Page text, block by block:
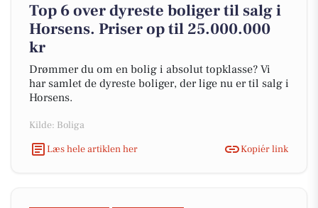
Top 6 over dyreste boliger til salg i
Horsens. Priser op til 25.000.000
kr
Drømmer du om en bolig i absolut topklasse? Vi
har samlet de dyreste boliger, der lige nu er til salg i
Horsens.
Kilde: Boliga
Læs hele artiklen her
Kopiér link